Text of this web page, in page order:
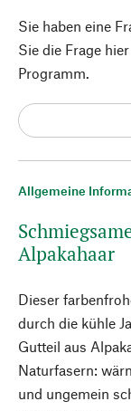
Allgemeine
Alpakahaar
Dieser
durch die kühle
Gutteil aus
Naturfasern:
und ungemein
Sie haben eine
Sie die Frage
Programm.